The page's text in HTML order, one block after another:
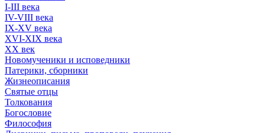
I-III века
IV-VIII века
IX-XV века
XVI-XIX века
XX век
Новомученики и исповедники
Патерики, сборники
Жизнеописания
Святые отцы
Толкования
Богословие
Философия